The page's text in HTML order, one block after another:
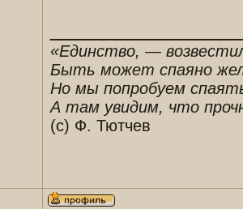
«Единство, —
Быть может спаяно
Но мы попробуем
А там увидим, что
(c) Ф. Тютчев